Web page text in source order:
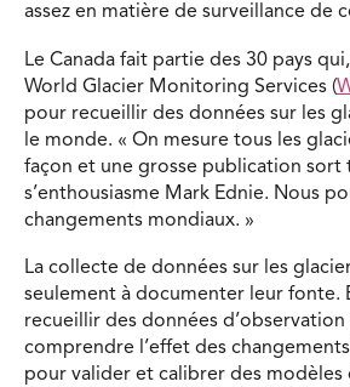
assez en matière de surveillance de
Le Canada fait partie des 30 pays
World Glacier Monitoring Services (
pour recueillir des données sur les
le monde. « On mesure tous les
façon et une grosse publication sort
s’enthousiasme Mark Ednie. Nous
changements mondiaux. »
La collecte de données sur les
seulement à documenter leur fonte.
recueillir des données
comprendre l’effet des
pour valider et calibrer des modèles